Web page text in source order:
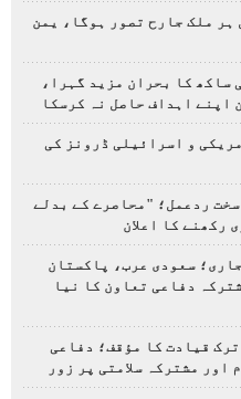
ملک جارح تصور ہوگا، یمن
ساکھ کا بحران مزید گہرا،
اپنے اہداف حاصل نہ کرسکا
و اسرائیلی ڈرونز کی
ردعمل؛ "محاصرے کے بدلے
رکھنے کا اعلان
سعودی عرب، پاکستان
دفاعی تعاون کا نیا
قیادت کا مؤقف؛ دفاعی
اور مشترکہ سلامتی پر زور